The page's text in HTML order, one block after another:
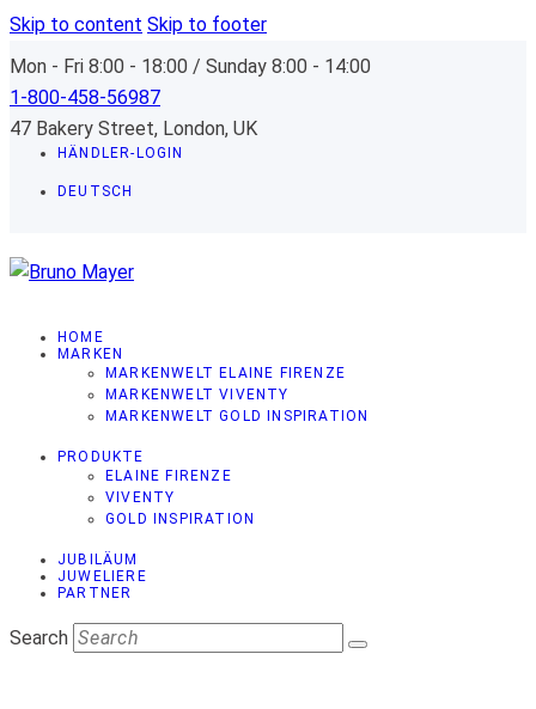
Skip to content Skip to footer
Mon - Fri 8:00 - 18:00 / Sunday 8:00 - 14:00
1-800-458-56987
47 Bakery Street, London, UK
HÄNDLER-LOGIN
DEUTSCH
HOME
MARKEN
MARKENWELT ELAINE FIRENZE
MARKENWELT VIVENTY
MARKENWELT GOLD INSPIRATION
PRODUKTE
ELAINE FIRENZE
VIVENTY
GOLD INSPIRATION
JUBILÄUM
JUWELIERE
PARTNER
Search